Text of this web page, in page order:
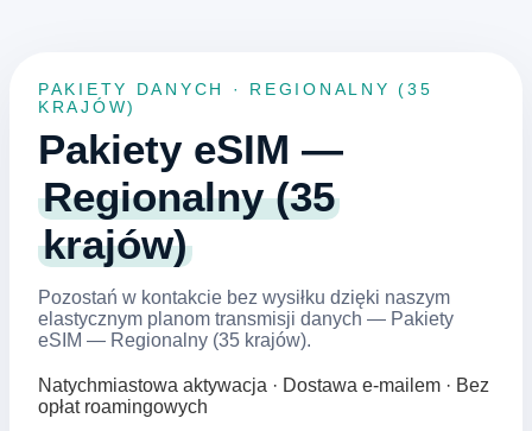
PAKIETY DANYCH · REGIONALNY (35
KRAJÓW)
Pakiety eSIM —
Regionalny (35
krajów)
Pozostań w kontakcie bez wysiłku dzięki naszym
elastycznym planom transmisji danych — Pakiety
eSIM — Regionalny (35 krajów).
Natychmiastowa aktywacja · Dostawa e‑mailem · Bez
opłat roamingowych